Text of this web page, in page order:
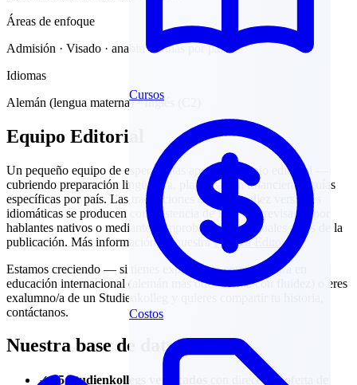
Cursos
Costos
Áreas de enfoque
Admisión · Visado · anabin · Guías por país
Idiomas
Alemán (lengua materna) · Inglés (C2)
Equipo Editorial
Un pequeño equipo de especialistas apoya el trabajo editorial —
cubriendo preparación lingüística, planificación financiera y guías
específicas por país. Las traducciones a nuestras diez versiones
idiomáticas se producen con asistencia de IA y son revisadas por
hablantes nativos o mediante comprobaciones puntuales antes de la
publicación. Más información en nuestraPolítica Editorial
Estamos creciendo — si tienes experiencia como editor/a en
educación internacional (alemán más otro idioma con fluidez) o eres
exalumno/a de un Studienkolleg y quieres compartir tu historia,
contáctanos.
Nuestra base de datos
✓ 45 Studienkollegs verificados
con dirección, oferta de